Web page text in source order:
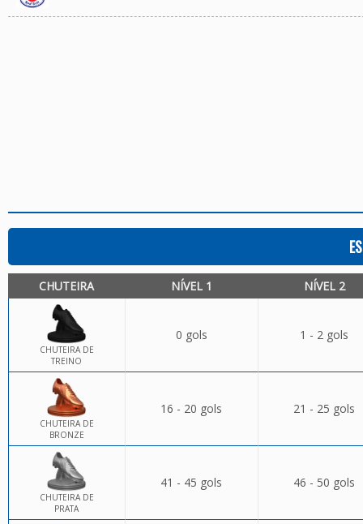
CHUTEIRA NÍVEL 1 NÍVEL 2
CHUTEIRA DE
TREINO
0 gols 1 - 2 gols
CHUTEIRA DE
BRONZE
16 - 20 gols 21 - 25 gols
CHUTEIRA DE
PRATA
41 - 45 gols 46 - 50 gols